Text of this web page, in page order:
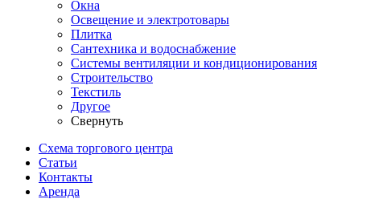
Окна
Освещение и электротовары
Плитка
Сантехника и водоснабжение
Системы вентиляции и кондиционирования
Строительство
Текстиль
Другое
Свернуть
Схема торгового центра
Статьи
Контакты
Аренда